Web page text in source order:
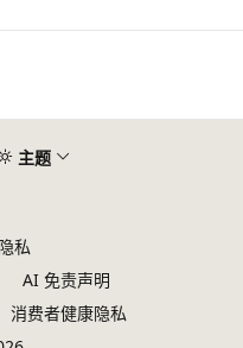
主题
隐私
AI 免责声明
消费者健康隐私